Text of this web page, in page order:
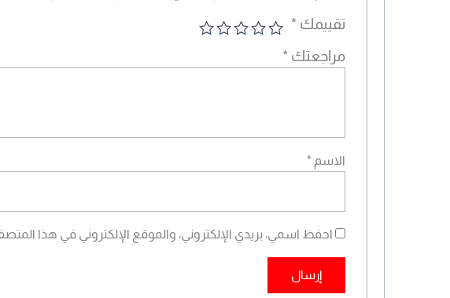
تقييمك *
مراجعتك *
الاسم *
احفظ اسمي، بريدي الإلكتروني، والموقع الإلكتروني في هذا